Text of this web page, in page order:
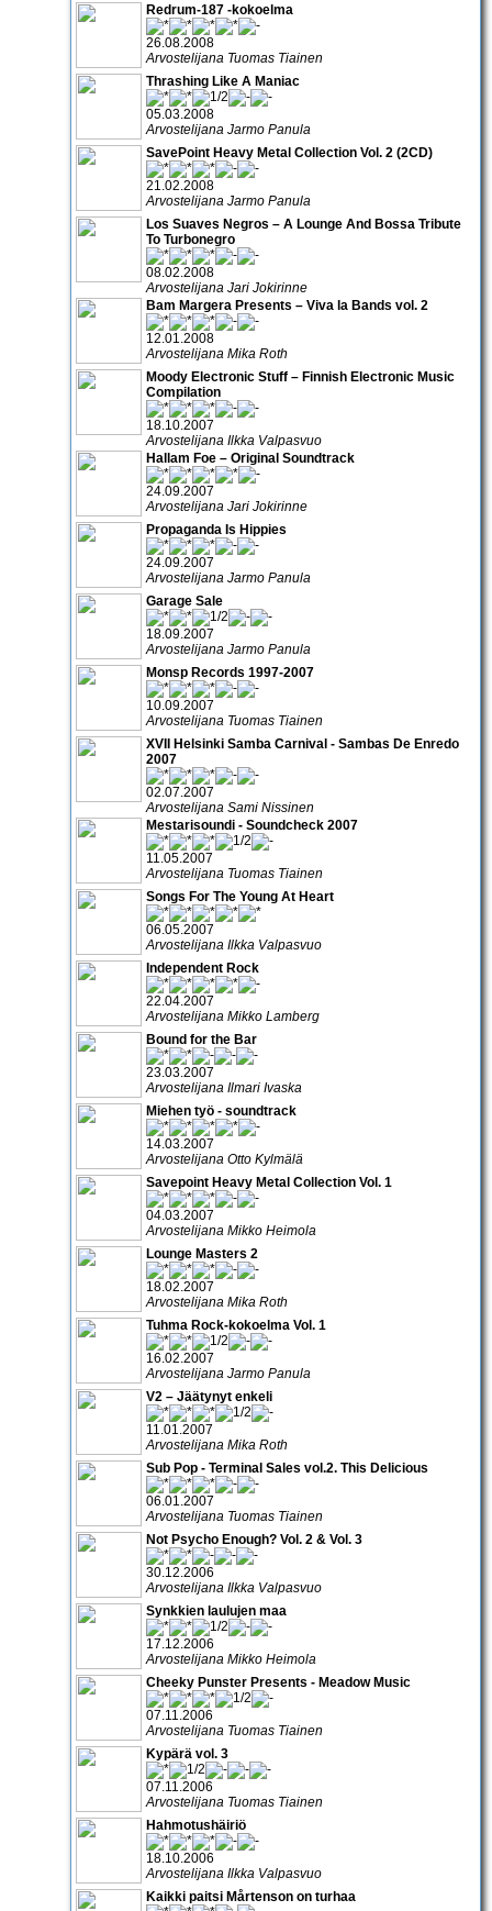
Redrum-187 -kokoelma
26.08.2008
Arvostelijana Tuomas Tiainen
Thrashing Like A Maniac
05.03.2008
Arvostelijana Jarmo Panula
SavePoint Heavy Metal Collection Vol. 2 (2CD)
21.02.2008
Arvostelijana Jarmo Panula
Los Suaves Negros – A Lounge And Bossa Tribute
To Turbonegro
08.02.2008
Arvostelijana Jari Jokirinne
Bam Margera Presents – Viva la Bands vol. 2
12.01.2008
Arvostelijana Mika Roth
Moody Electronic Stuff – Finnish Electronic Music
Compilation
18.10.2007
Arvostelijana Ilkka Valpasvuo
Hallam Foe – Original Soundtrack
24.09.2007
Arvostelijana Jari Jokirinne
Propaganda Is Hippies
24.09.2007
Arvostelijana Jarmo Panula
Garage Sale
18.09.2007
Arvostelijana Jarmo Panula
Monsp Records 1997-2007
10.09.2007
Arvostelijana Tuomas Tiainen
XVII Helsinki Samba Carnival - Sambas De Enredo
2007
02.07.2007
Arvostelijana Sami Nissinen
Mestarisoundi - Soundcheck 2007
11.05.2007
Arvostelijana Tuomas Tiainen
Songs For The Young At Heart
06.05.2007
Arvostelijana Ilkka Valpasvuo
Independent Rock
22.04.2007
Arvostelijana Mikko Lamberg
Bound for the Bar
23.03.2007
Arvostelijana Ilmari Ivaska
Miehen työ - soundtrack
14.03.2007
Arvostelijana Otto Kylmälä
Savepoint Heavy Metal Collection Vol. 1
04.03.2007
Arvostelijana Mikko Heimola
Lounge Masters 2
18.02.2007
Arvostelijana Mika Roth
Tuhma Rock-kokoelma Vol. 1
16.02.2007
Arvostelijana Jarmo Panula
V2 – Jäätynyt enkeli
11.01.2007
Arvostelijana Mika Roth
Sub Pop - Terminal Sales vol.2. This Delicious
06.01.2007
Arvostelijana Tuomas Tiainen
Not Psycho Enough? Vol. 2 & Vol. 3
30.12.2006
Arvostelijana Ilkka Valpasvuo
Synkkien laulujen maa
17.12.2006
Arvostelijana Mikko Heimola
Cheeky Punster Presents - Meadow Music
07.11.2006
Arvostelijana Tuomas Tiainen
Kypärä vol. 3
07.11.2006
Arvostelijana Tuomas Tiainen
Hahmotushäiriö
18.10.2006
Arvostelijana Ilkka Valpasvuo
Kaikki paitsi Mårtenson on turhaa